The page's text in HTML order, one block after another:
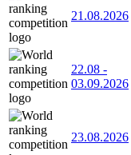
21.08.2026
22.08 -
03.09.2026
23.08.2026